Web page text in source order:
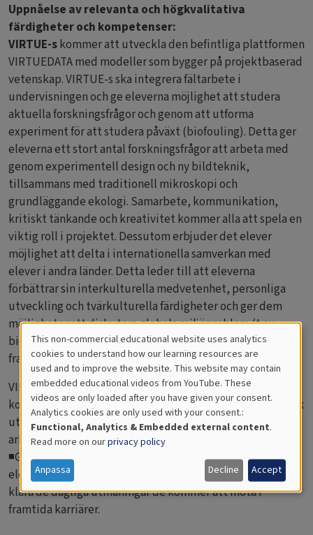
Uppnåelse av relevanta och högkvalitativa
färdigheter och kompetenser:
VIRTUE-skommer att utveckla den befintliga plattformen
VIRTUEDATA med modeller som bygger på projektbaserad
vetenskap. VIRTUE-s ska integrera fältarbete i
undervisningen och ge eleverna möjlighet att studera
aktuella forskningsfrågor och genom att utforma
experiment för att studera påväxt (biofouling). Detta ger
eleverna ett stort antal forskningsfrågor att arbeta med
genom experimentell design och ny bildteknik,
tillsammans med traditionell mikroskopi och
grundläggande ekologi. Samarbete, kommunikation,
kritiskt tänkande och kreativitet kommer alla att spela en
viktig roll i projektet. Dessutom erbjuder det elever
möjlighet att delta i internationella samverkan med
elever i andra länder. Detta leder till att eleverna
förbättrar sin interkulturella medvetenhet, personliga
utveckling och tvärkulturella färdigheter och ger dem
möjligheter att diskutera globala miljöproblem (t.ex.
biologisk mångfald, klimatförändringar, havsföroreningar,
framtida / överlevnad av oceanerna).
VIRTUE-s syftar till att ge eleverna kompetens och
kompetens inte bara inom naturvetenskap och matematik
utan också för att förbättra sina möjligheter på
arbetsmarknaden.
◾Genom den hypotesbaserade metoden för VIRTUE-s lär
eleverna problemlösning, en oumbärlig egenskap för att
klara de dagliga utmaningar de kommer att möta i
framtida karriärer.
Cookies
for
Educational
Analytics
This non-commercial educational website uses analytics
cookies to understand how our learning resources are
used and to improve the website. This website may contain
embedded educational videos from YouTube. These
videos are only loaded after you have given your consent.
Analytics cookies are only used with your consent.:
Functional, Analytics & Embedded external content.
Read more on ourprivacy policy
Anpassa Decline Accept